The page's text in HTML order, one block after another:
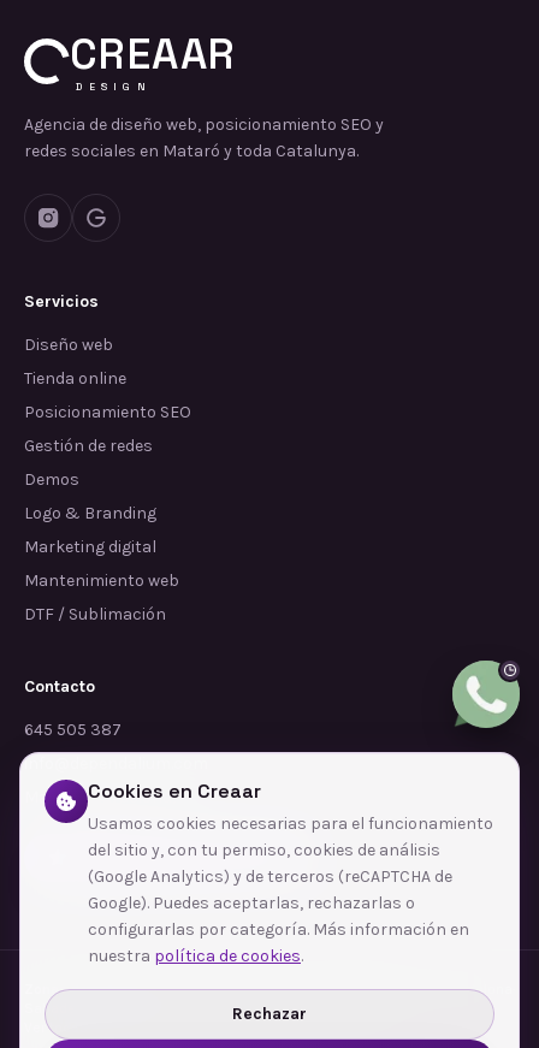
CREAAR
DESIGN
Agencia de diseño web, posicionamiento SEO y
redes sociales en Mataró y toda Catalunya.
Servicios
Diseño web
Tienda online
Posicionamiento SEO
Gestión de redes
Demos
Logo & Branding
Marketing digital
Mantenimiento web
DTF / Sublimación
Contacto
645 505 387
info@dependalium.com
Mataró (Barcelona)
Déjanos tu reseña en Google
Zonas de cobertura·Barcelona·L'Hospitalet de Llobregat·Terrassa·Badalona
Sabadell
Santa Coloma de Gramenet
Ver todas las zonas →
Cookies en Creaar
Usamos cookies necesarias para el funcionamiento
del sitio y, con tu permiso, cookies de análisis
(Google Analytics) y de terceros (reCAPTCHA de
Google). Puedes aceptarlas, rechazarlas o
configurarlas por categoría. Más información en
nuestra política de cookies.
Rechazar